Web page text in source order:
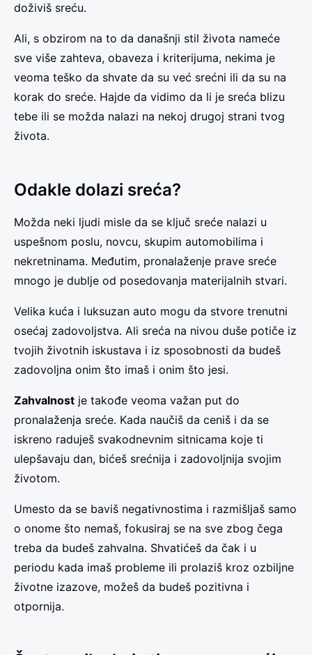
doživiš sreću.
Ali, s obzirom na to da današnji stil života nameće
sve više zahteva, obaveza i kriterijuma, nekima je
veoma teško da shvate da su već srećni ili da su na
korak do sreće. Hajde da vidimo da li je sreća blizu
tebe ili se možda nalazi na nekoj drugoj strani tvog
života.
Odakle dolazi sreća?
Možda neki ljudi misle da se ključ sreće nalazi u
uspešnom poslu, novcu, skupim automobilima i
nekretninama. Međutim, pronalaženje prave sreće
mnogo je dublje od posedovanja materijalnih stvari.
Velika kuća i luksuzan auto mogu da stvore trenutni
osećaj zadovoljstva. Ali sreća na nivou duše potiče iz
tvojih životnih iskustava i iz sposobnosti da budeš
zadovoljna onim što imaš i onim što jesi.
Zahvalnost je takođe veoma važan put do
pronalaženja sreće. Kada naučiš da ceniš i da se
iskreno raduješ svakodnevnim sitnicama koje ti
ulepšavaju dan, bićeš srećnija i zadovoljnija svojim
životom.
Umesto da se baviš negativnostima i razmišljaš samo
o onome što nemaš, fokusiraj se na sve zbog čega
treba da budeš zahvalna. Shvatićeš da čak i u
periodu kada imaš probleme ili prolaziš kroz ozbiljne
životne izazove, možeš da budeš pozitivna i
otpornija.